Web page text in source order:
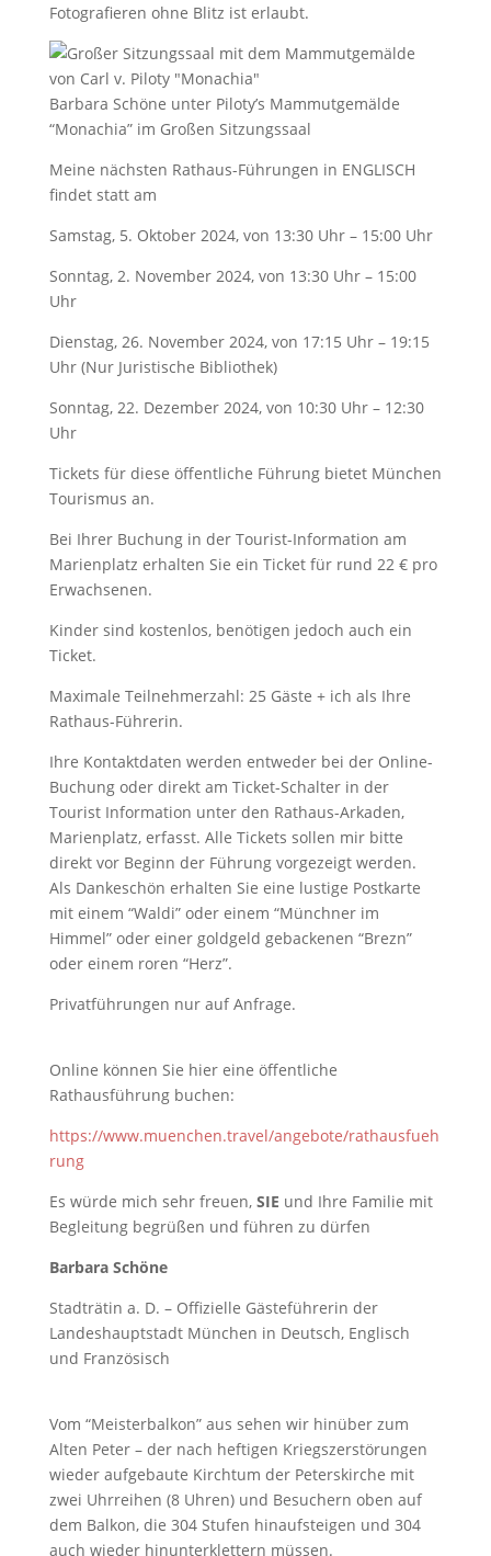
Fotografieren ohne Blitz ist erlaubt.
Barbara Schöne unter Piloty’s Mammutgemälde
“Monachia” im Großen Sitzungssaal
Meine nächsten Rathaus-Führungen in ENGLISCH
findet statt am
Samstag, 5. Oktober 2024, von 13:30 Uhr – 15:00 Uhr
Sonntag, 2. November 2024, von 13:30 Uhr – 15:00
Uhr
Dienstag, 26. November 2024, von 17:15 Uhr – 19:15
Uhr (Nur Juristische Bibliothek)
Sonntag, 22. Dezember 2024, von 10:30 Uhr – 12:30
Uhr
Tickets für diese öffentliche Führung bietet München
Tourismus an.
Bei Ihrer Buchung in der Tourist-Information am
Marienplatz erhalten Sie ein Ticket für rund 22 € pro
Erwachsenen.
Kinder sind kostenlos, benötigen jedoch auch ein
Ticket.
Maximale Teilnehmerzahl: 25 Gäste + ich als Ihre
Rathaus-Führerin.
Ihre Kontaktdaten werden entweder bei der Online-
Buchung oder direkt am Ticket-Schalter in der
Tourist Information unter den Rathaus-Arkaden,
Marienplatz, erfasst. Alle Tickets sollen mir bitte
direkt vor Beginn der Führung vorgezeigt werden.
Als Dankeschön erhalten Sie eine lustige Postkarte
mit einem “Waldi” oder einem “Münchner im
Himmel” oder einer goldgeld gebackenen “Brezn”
oder einem roren “Herz”.
Privatführungen nur auf Anfrage.
Online können Sie hier eine öffentliche
Rathausführung buchen:
https://www.muenchen.travel/angebote/rathausfueh
rung
Es würde mich sehr freuen, SIE und Ihre Familie mit
Begleitung begrüßen und führen zu dürfen
Barbara Schöne
Stadträtin a. D. – Offizielle Gästeführerin der
Landeshauptstadt München in Deutsch, Englisch
und Französisch
Vom “Meisterbalkon” aus sehen wir hinüber zum
Alten Peter – der nach heftigen Kriegszerstörungen
wieder aufgebaute Kirchtum der Peterskirche mit
zwei Uhrreihen (8 Uhren) und Besuchern oben auf
dem Balkon, die 304 Stufen hinaufsteigen und 304
auch wieder hinunterklettern müssen.